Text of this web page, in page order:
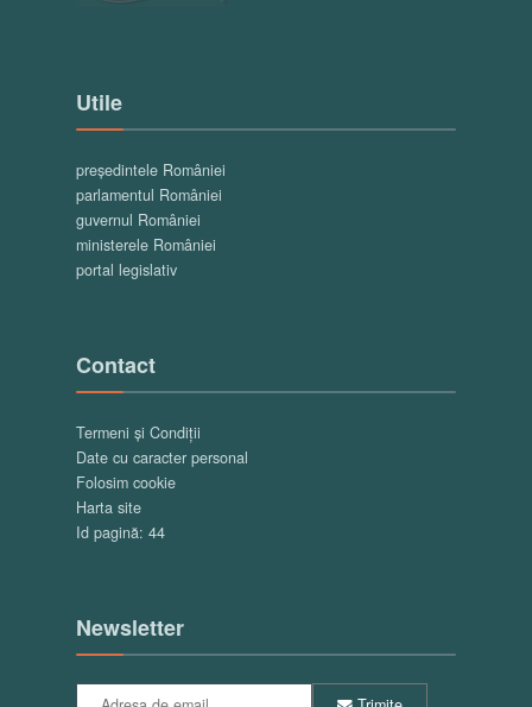
Utile
președintele României
parlamentul României
guvernul României
ministerele României
portal legislativ
Contact
Termeni și Condiții
Date cu caracter personal
Folosim cookie
Harta site
Id pagină: 44
Newsletter